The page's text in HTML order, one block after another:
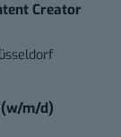
Creator
m/d)